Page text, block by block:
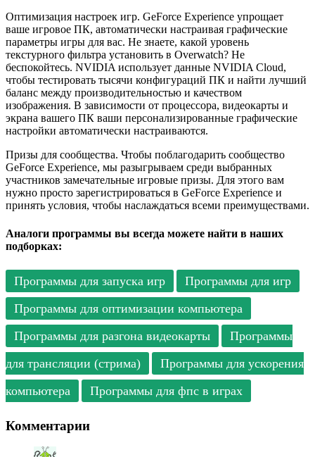
Оптимизация настроек игр. GeForce Experience упрощает
ваше игровое ПК, автоматически настраивая графические
параметры игры для вас. Не знаете, какой уровень
текстурного фильтра установить в Overwatch? Не
беспокойтесь. NVIDIA использует данные NVIDIA Cloud,
чтобы тестировать тысячи конфигураций ПК и найти лучший
баланс между производительностью и качеством
изображения. В зависимости от процессора, видеокарты и
экрана вашего ПК ваши персонализированные графические
настройки автоматически настраиваются.
Призы для сообщества. Чтобы поблагодарить сообщество
GeForce Experience, мы разыгрываем среди выбранных
участников замечательные игровые призы. Для этого вам
нужно просто зарегистрироваться в GeForce Experience и
принять условия, чтобы наслаждаться всеми преимуществами.
Аналоги программы вы всегда можете найти в наших
подборках:
Программы для запуска игр
Программы для игр
Программы для оптимизации компьютера
Программы для разгона видеокарты
Программы
для трансляции (стрима)
Программы для ускорения
компьютера
Программы для фпс в играх
Комментарии